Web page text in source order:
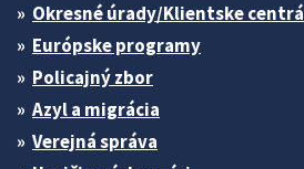
Okresné úrady/Klientske centrá
Európske programy
Policajný zbor
Azyl a migrácia
Verejná správa